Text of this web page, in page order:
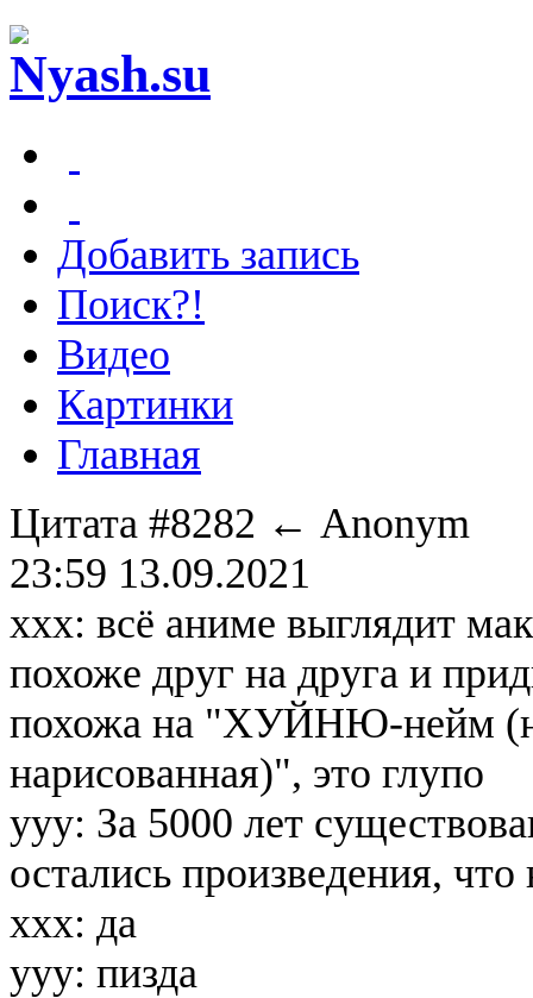
Добавить запись
Поиск?!
Видео
Картинки
Главная
Цитата #8282 ← Anonym
23:59 13.09.2021
xxx: всё аниме выглядит
похоже друг на друга и
похожа на "ХУЙНЮ-нейм
нарисованная)", это глупо
yyy: За 5000 лет
остались произведения,
xxx: да
yyy: пизда